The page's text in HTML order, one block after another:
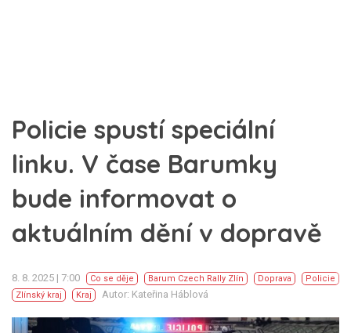
Policie spustí speciální
linku. V čase Barumky
bude informovat o
aktuálním dění v dopravě
8. 8. 2025 | 7:00 Co se děje Barum Czech Rally Zlín Doprava
Policie
Zlínský kraj
Kraj Autor: Kateřina Háblová